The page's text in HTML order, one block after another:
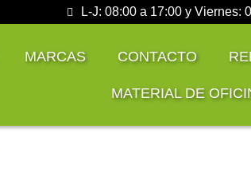
L-J: 08:00 a 17:00 y Viernes:
MARCAS CONTACTO
MATERIAL DE